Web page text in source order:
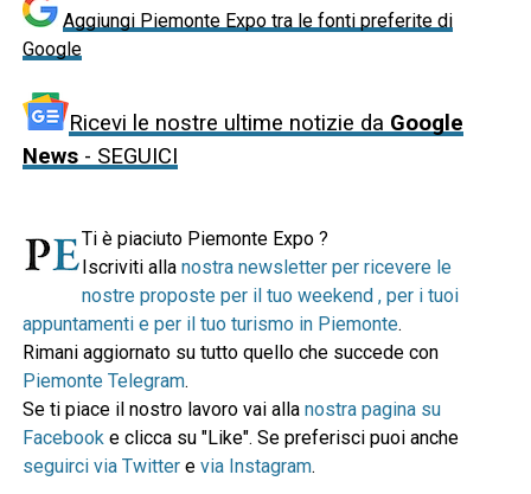
Aggiungi Piemonte Expo tra le fonti preferite di
Google
Ricevi le nostre ultime notizie da Google
News- SEGUICI
Ti è piaciuto Piemonte Expo ?
Iscriviti alla nostra newsletter per ricevere le
nostre proposte per il tuo weekend , per i tuoi
appuntamenti e per il tuo turismo in Piemonte.
Rimani aggiornato su tutto quello che succede con
Piemonte Telegram.
Se ti piace il nostro lavoro vai alla nostra pagina su
Facebooke clicca su "Like". Se preferisci puoi anche
seguirci via Twittere via Instagram.